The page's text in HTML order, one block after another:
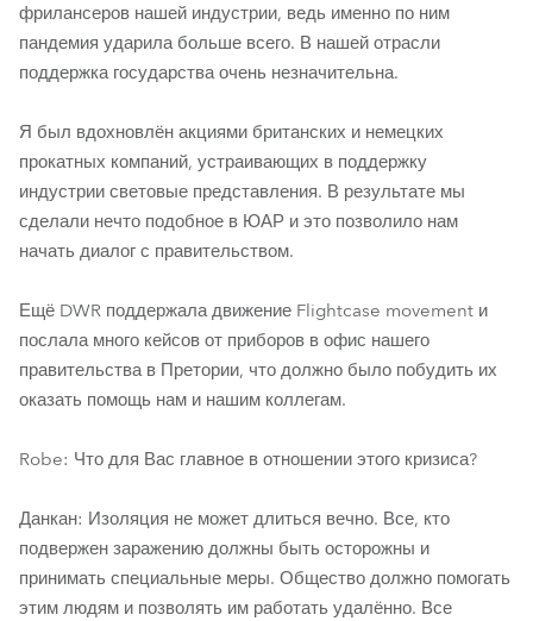
фрилансеров нашей индустрии, ведь именно по ним
пандемия ударила больше всего. В нашей отрасли
поддержка государства очень незначительна.
Я был вдохновлён акциями британских и немецких
прокатных компаний, устраивающих в поддержку
индустрии световые представления. В результате мы
сделали нечто подобное в ЮАР и это позволило нам
начать диалог с правительством.
Ещё DWR поддержала движение Flightcase movement и
послала много кейсов от приборов в офис нашего
правительства в Претории, что должно было побудить их
оказать помощь нам и нашим коллегам.
Robe: Что для Вас главное в отношении этого кризиса?
Данкан: Изоляция не может длиться вечно. Все, кто
подвержен заражению должны быть осторожны и
принимать специальные меры. Общество должно помогать
этим людям и позволять им работать удалённо. Все